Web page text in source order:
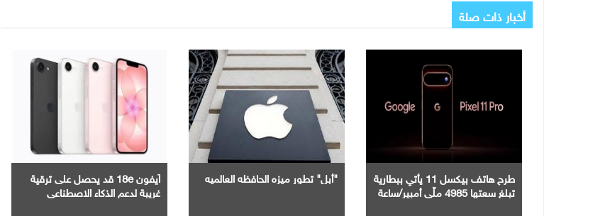
أخبار ذات صلة
طرح هاتف بيكسل 11 يأتي ببطارية
تبلغ سعتها 4985 ملّي أمبير/ساعة
"أبل" تطور ميزه الحافظه العالميه آيفون 18e قد يحصل على ترقية
غريبة لدعم الذكاء الاصطناعي